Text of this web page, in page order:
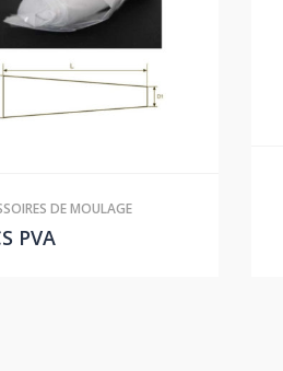
DE MOULAGE
PVA